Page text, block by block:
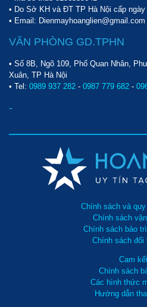
• Do Sở KH và ĐT TP Hà Nội cấp ngày
• Email: Dienmayhoanglien@gmail.com
VĂN PHÒNG GD.TPHN
• Số 8B, Ngõ 109, Phố Quan Nhân,
Xuân, TP Hà Nội
• Tel: 0989 937 282 - 0987 779 682 -
-
Chính sách và
Chính sách
Chính sách bảo
Chính sách đổi
Cam
Chính sách
Các hình thức
Hướng dẫn